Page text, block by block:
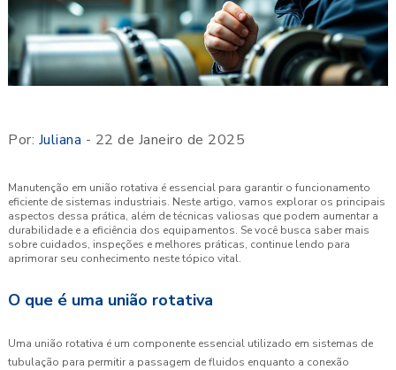
Por: Juliana - 22 de Janeiro de 2025
Manutenção em união rotativa é essencial para garantir o funcionamento
eficiente de sistemas industriais. Neste artigo, vamos explorar os principais
aspectos dessa prática, além de técnicas valiosas que podem aumentar a
durabilidade e a eficiência dos equipamentos. Se você busca saber mais
sobre cuidados, inspeções e melhores práticas, continue lendo para
aprimorar seu conhecimento neste tópico vital.
O que é uma união rotativa
Uma união rotativa é um componente essencial utilizado em sistemas de
tubulação para permitir a passagem de fluidos enquanto a conexão